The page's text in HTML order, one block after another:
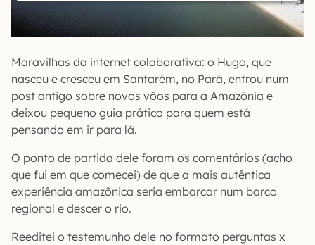
Maravilhas da internet colaborativa: o Hugo, que
nasceu e cresceu em Santarém, no Pará, entrou num
post antigo sobre novos vôos para a Amazônia e
deixou pequeno guia prático para quem está
pensando em ir para lá.
O ponto de partida dele foram os comentários (acho
que fui em que comecei) de que a mais autêntica
experiência amazônica seria embarcar num barco
regional e descer o rio.
Reeditei o testemunho dele no formato perguntas x